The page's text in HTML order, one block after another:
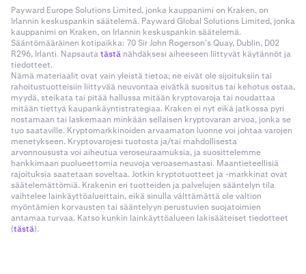
Payward Europe Solutions Limited, jonka kauppanimi on Kraken, on
Irlannin keskuspankin säätelemä. Payward Global Solutions Limited, jonka
kauppanimi on Kraken, on Irlannin keskuspankin säätelemä.
Sääntömääräinen kotipaikka: 70 Sir John Rogerson’s Quay, Dublin, D02
R296, Irlanti. Napsautatästä nähdäksesi aiheeseen liittyvät käytännöt ja
tiedotteet.
Nämä materiaalit ovat vain yleistä tietoa; ne eivät ole sijoituksiin tai
rahoitustuotteisiin liittyvää neuvontaa eivätkä suositus tai kehotus ostaa,
myydä, steikata tai pitää hallussa mitään kryptovaroja tai noudattaa
mitään tiettyä kaupankäyntistrategiaa. Kraken ei nyt eikä jatkossa pyri
nostamaan tai laskemaan minkään sellaisen kryptovaran arvoa, jonka se
tuo saataville. Kryptomarkkinoiden arvaamaton luonne voi johtaa varojen
menetykseen. Kryptovarojesi tuotosta ja/tai mahdollisesta
arvonnoususta voi aiheutua veroseuraamuksia, ja suosittelemme
hankkimaan puolueettomia neuvoja veroasemastasi. Maantieteellisiä
rajoituksia saatetaan soveltaa. Jotkin kryptotuotteet ja -markkinat ovat
säätelemättömiä. Krakenin eri tuotteiden ja palvelujen sääntelyn tila
vaihtelee lainkäyttöalueittain, eikä sinulla välttämättä ole valtion
myöntämien korvausten tai sääntelyyn perustuvien suojatoimien
antamaa turvaa. Katso kunkin lainkäyttöalueen lakisääteiset tiedotteet
(tästä).